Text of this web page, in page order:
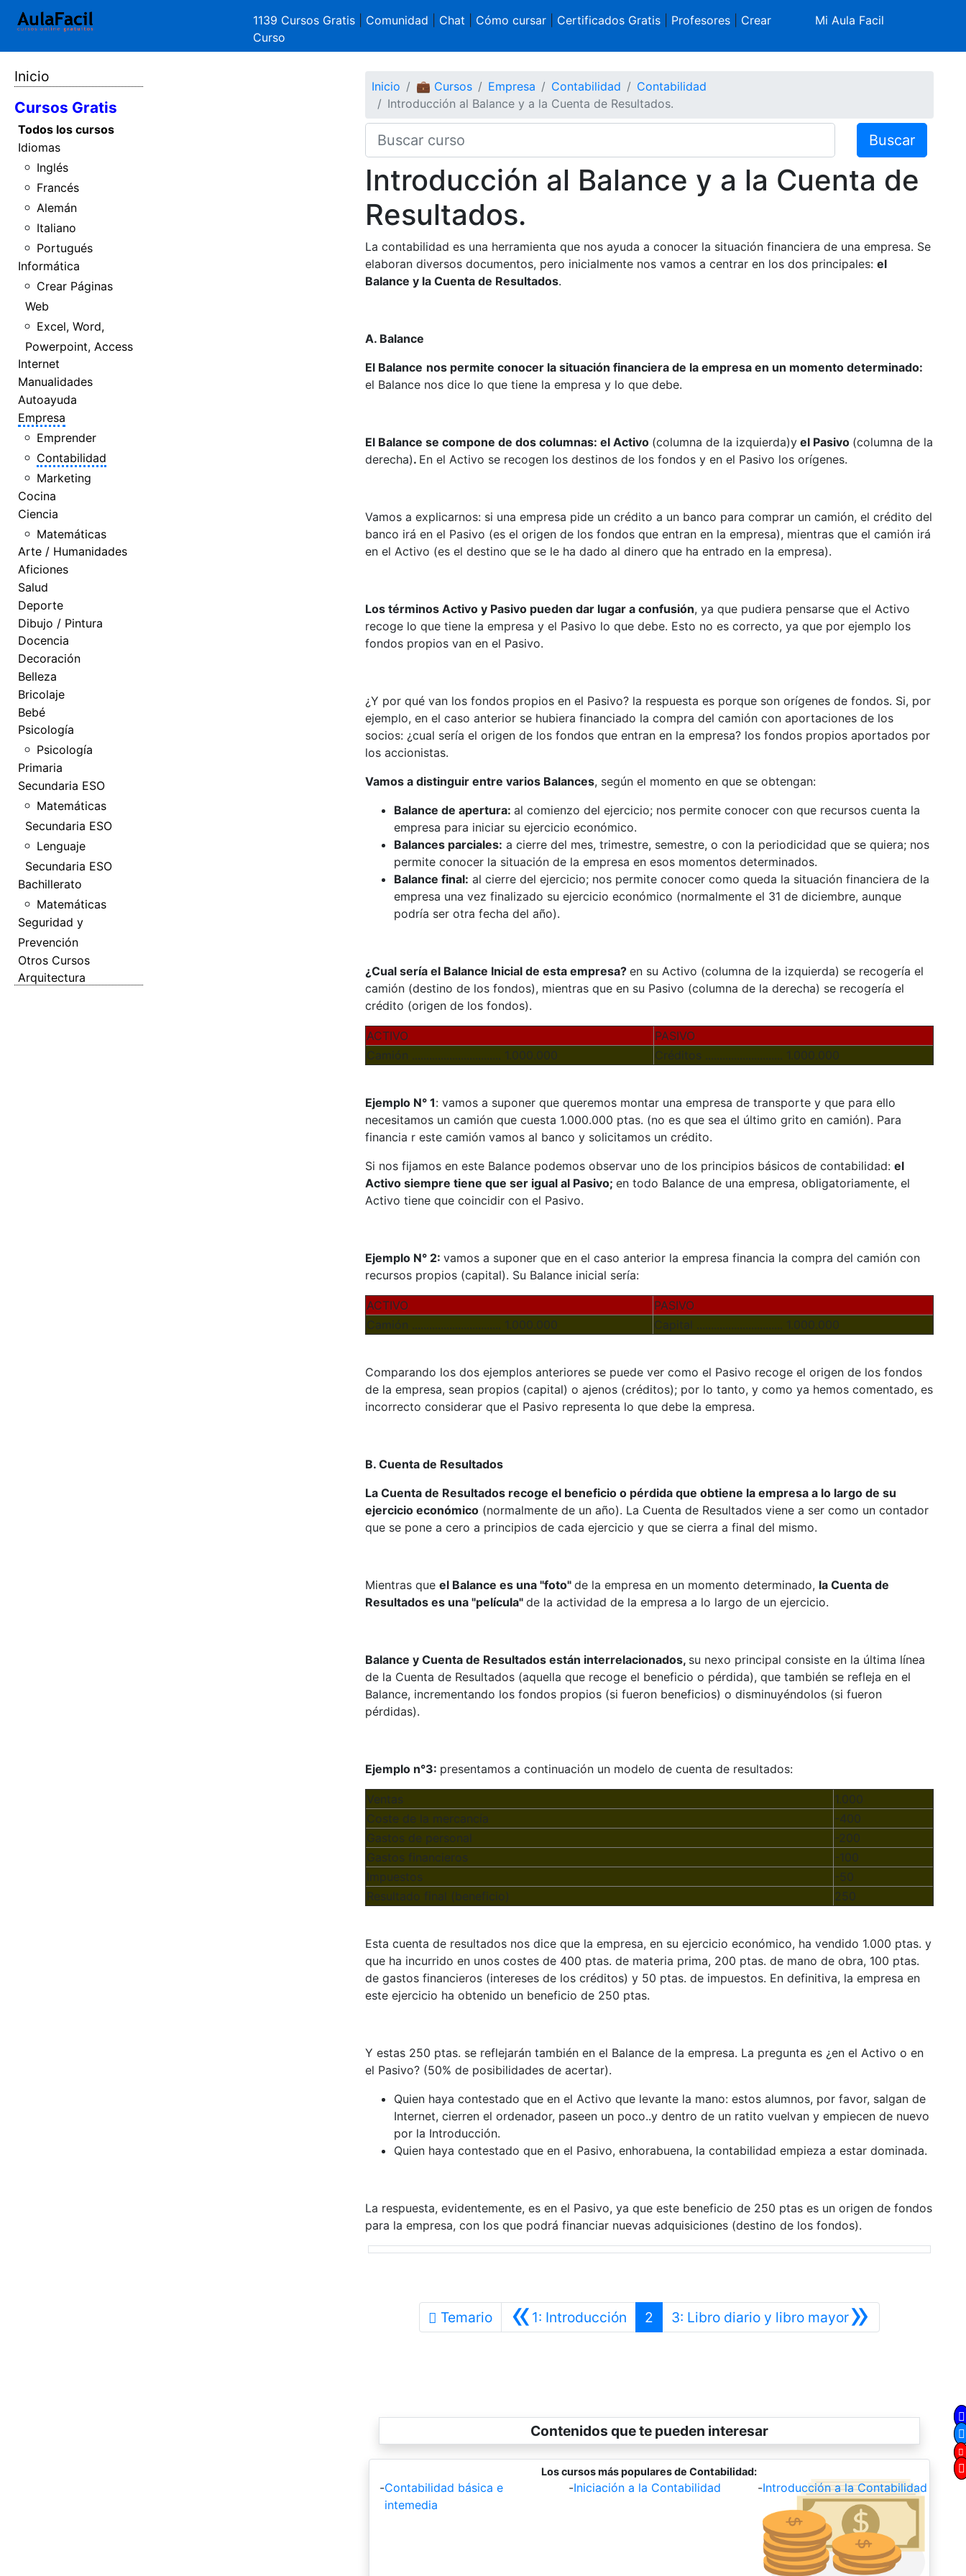
1139 Cursos Gratis Comunidad Chat Cómo cursar| Certificados Gratis| Profesores| Crear
Curso
Mi Aula Facil
Inicio
Cursos Gratis
Todos los cursos
Idiomas
Inglés
Francés
Alemán
Italiano
Portugués
Informática
Crear Páginas
Web
Excel, Word,
Powerpoint, Access
Internet
Manualidades
Autoayuda
Empresa
Emprender
Contabilidad
Marketing
Cocina
Ciencia
Matemáticas
Arte / Humanidades
Aficiones
Salud
Deporte
Dibujo / Pintura
Docencia
Decoración
Belleza
Bricolaje
Bebé
Psicología
Psicología
Primaria
Secundaria ESO
Matemáticas
Secundaria ESO
Lenguaje
Secundaria ESO
Bachillerato
Matemáticas
Seguridad y
Prevención
Otros Cursos
Arquitectura
Inicio 💼 Cursos Empresa Contabilidad
Contabilidad
Introducción al Balance y a la Cuenta de Resultados.
Buscar
Introducción al Balance y a la Cuenta de
Resultados.
La contabilidad es una herramienta que nos ayuda a conocer la situación financiera de una empresa. Se
elaboran diversos documentos, pero inicialmente nos vamos a centrar en los dos principales: el
Balance y la Cuenta de Resultados.
A. Balance
El Balance nos permite conocer la situación financiera de la empresa en un momento determinado:
el Balance nos dice lo que tiene la empresa y lo que debe.
El Balance se compone de dos columnas: el Activo (columna de la izquierda)yel Pasivo (columna de la
derecha). En el Activo se recogen los destinos de los fondos y en el Pasivo los orígenes.
Vamos a explicarnos: si una empresa pide un crédito a un banco para comprar un camión, el crédito del
banco irá en el Pasivo (es el origen de los fondos que entran en la empresa), mientras que el camión irá
en el Activo (es el destino que se le ha dado al dinero que ha entrado en la empresa).
Los términos Activo y Pasivo pueden dar lugar a confusión, ya que pudiera pensarse que el Activo
recoge lo que tiene la empresa y el Pasivo lo que debe. Esto no es correcto, ya que por ejemplo los
fondos propios van en el Pasivo.
¿Y por qué van los fondos propios en el Pasivo? la respuesta es porque son orígenes de fondos. Si, por
ejemplo, en el caso anterior se hubiera financiado la compra del camión con aportaciones de los
socios: ¿cual sería el origen de los fondos que entran en la empresa? los fondos propios aportados por
los accionistas.
Vamos a distinguir entre varios Balances, según el momento en que se obtengan:
Balance de apertura: al comienzo del ejercicio; nos permite conocer con que recursos cuenta la
empresa para iniciar su ejercicio económico.
Balances parciales: a cierre del mes, trimestre, semestre, o con la periodicidad que se quiera; nos
permite conocer la situación de la empresa en esos momentos determinados.
Balance final: al cierre del ejercicio; nos permite conocer como queda la situación financiera de la
empresa una vez finalizado su ejercicio económico (normalmente el 31 de diciembre, aunque
podría ser otra fecha del año).
¿Cual sería el Balance Inicial de esta empresa? en su Activo (columna de la izquierda) se recogería el
camión (destino de los fondos), mientras que en su Pasivo (columna de la derecha) se recogería el
crédito (origen de los fondos).
ACTIVO
PASIVO
Camión ............................... 1.000.000
Créditos ........................... 1.000.000
Ejemplo N° 1: vamos a suponer que queremos montar una empresa de transporte y que para ello
necesitamos un camión que cuesta 1.000.000 ptas. (no es que sea el último grito en camión). Para
financia r este camión vamos al banco y solicitamos un crédito.
Si nos fijamos en este Balance podemos observar uno de los principios básicos de contabilidad: el
Activo siempre tiene que ser igual al Pasivo; en todo Balance de una empresa, obligatoriamente, el
Activo tiene que coincidir con el Pasivo.
Ejemplo N° 2: vamos a suponer que en el caso anterior la empresa financia la compra del camión con
recursos propios (capital). Su Balance inicial sería:
ACTIVO
PASIVO
Camión ............................... 1.000.000
Capital .............................. 1.000.000
Comparando los dos ejemplos anteriores se puede ver como el Pasivo recoge el origen de los fondos
de la empresa, sean propios (capital) o ajenos (créditos); por lo tanto, y como ya hemos comentado, es
incorrecto considerar que el Pasivo representa lo que debe la empresa.
B. Cuenta de Resultados
La Cuenta de Resultados recoge el beneficio o pérdida que obtiene la empresa a lo largo de su
ejercicio económico(normalmente de un año). La Cuenta de Resultados viene a ser como un contador
que se pone a cero a principios de cada ejercicio y que se cierra a final del mismo.
Mientras que el Balance es una "foto" de la empresa en un momento determinado, la Cuenta de
Resultados es una "película" de la actividad de la empresa a lo largo de un ejercicio.
Balance y Cuenta de Resultados están interrelacionados, su nexo principal consiste en la última línea
de la Cuenta de Resultados (aquella que recoge el beneficio o pérdida), que también se refleja en el
Balance, incrementando los fondos propios (si fueron beneficios) o disminuyéndolos (si fueron
pérdidas).
Ejemplo n°3: presentamos a continuación un modelo de cuenta de resultados:
Ventas
1.000
Coste de la mercancía
-400
Gastos de personal
-200
Gastos financieros
-100
Impuestos
-50
Resultado final (beneficio)
250
Esta cuenta de resultados nos dice que la empresa, en su ejercicio económico, ha vendido 1.000 ptas. y
que ha incurrido en unos costes de 400 ptas. de materia prima, 200 ptas. de mano de obra, 100 ptas.
de gastos financieros (intereses de los créditos) y 50 ptas. de impuestos. En definitiva, la empresa en
este ejercicio ha obtenido un beneficio de 250 ptas.
Y estas 250 ptas. se reflejarán también en el Balance de la empresa. La pregunta es ¿en el Activo o en
el Pasivo? (50% de posibilidades de acertar).
Quien haya contestado que en el Activo que levante la mano: estos alumnos, por favor, salgan de
Internet, cierren el ordenador, paseen un poco..y dentro de un ratito vuelvan y empiecen de nuevo
por la Introducción.
Quien haya contestado que en el Pasivo, enhorabuena, la contabilidad empieza a estar dominada.
La respuesta, evidentemente, es en el Pasivo, ya que este beneficio de 250 ptas es un origen de fondos
para la empresa, con los que podrá financiar nuevas adquisiciones (destino de los fondos).
Temario «1: IntroducciónAnterior
2 »
3: Libro diario y libro mayorSiguiente
Contenidos que te pueden interesar
Los cursos más populares de Contabilidad:
-Contabilidad básica e
intemedia
-Iniciación a la Contabilidad -Introducción a la Contabilidad